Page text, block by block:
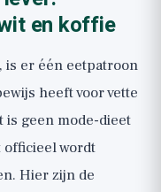
en koffie
is er één eetpatroon
heeft voor vette
is geen mode-dieet
officieel wordt
Hier zijn de